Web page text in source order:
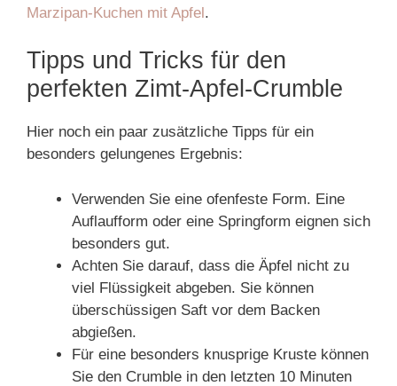
Marzipan-Kuchen mit Apfel.
Tipps und Tricks für den
perfekten Zimt-Apfel-Crumble
Hier noch ein paar zusätzliche Tipps für ein
besonders gelungenes Ergebnis:
Verwenden Sie eine ofenfeste Form. Eine
Auflaufform oder eine Springform eignen sich
besonders gut.
Achten Sie darauf, dass die Äpfel nicht zu
viel Flüssigkeit abgeben. Sie können
überschüssigen Saft vor dem Backen
abgießen.
Für eine besonders knusprige Kruste können
Sie den Crumble in den letzten 10 Minuten